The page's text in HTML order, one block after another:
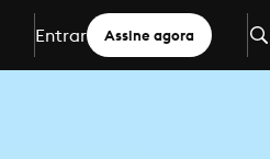
Entrar Assine agora